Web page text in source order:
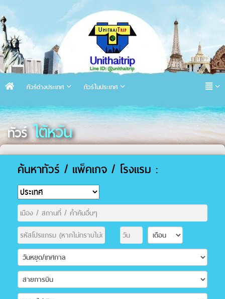
ทัวร์ต่างประเทศ ทัวร์ในประเทศ
ทัวร์ ไต้หวัน
ค้นหาทัวร์ / แพ็คเกจ / โรงแรม :